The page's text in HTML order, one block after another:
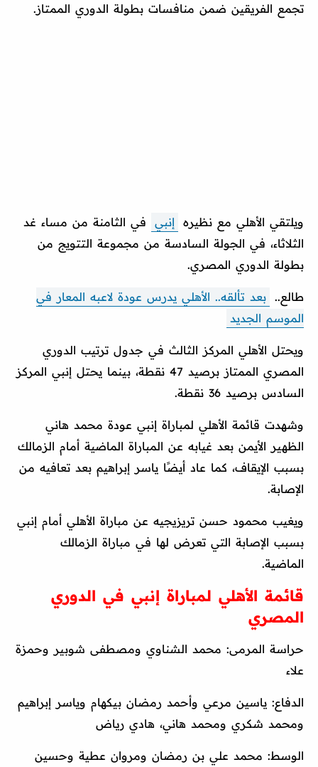
تجمع الفريقين ضمن منافسات بطولة الدوري الممتاز.
ويلتقي الأهلي مع نظيره إنبي
في الثامنة من مساء غد
الثلاثاء، في الجولة السادسة من مجموعة التتويج من
بطولة الدوري المصري.
طالع.. بعد تألقه.. الأهلي يدرس عودة لاعبه المعار في
الموسم الجديد
ويحتل الأهلي المركز الثالث في جدول ترتيب الدوري
المصري الممتاز برصيد 47 نقطة، بينما يحتل إنبي المركز
السادس برصيد 36 نقطة.
وشهدت قائمة الأهلي لمباراة إنبي عودة محمد هاني
الظهير الأيمن بعد غيابه عن المباراة الماضية أمام الزمالك
بسبب الإيقاف، كما عاد أيضًا ياسر إبراهيم بعد تعافيه من
الإصابة.
ويغيب محمود حسن تريزيجيه عن مباراة الأهلي أمام إنبي
بسبب الإصابة التي تعرض لها في مباراة الزمالك
الماضية.
قائمة الأهلي لمباراة إنبي في الدوري
المصري
حراسة المرمى: محمد الشناوي ومصطفى شوبير وحمزة
علاء
الدفاع: ياسين مرعي وأحمد رمضان بيكهام وياسر إبراهيم
ومحمد شكري ومحمد هاني، هادي رياض
الوسط: محمد علي بن رمضان ومروان عطية وحسين